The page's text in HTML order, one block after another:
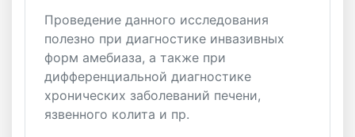
Проведение данного исследования
полезно при диагностике инвазивных
форм амебиаза, а также при
дифференциальной диагностике
хронических заболеваний печени,
язвенного колита и пр.